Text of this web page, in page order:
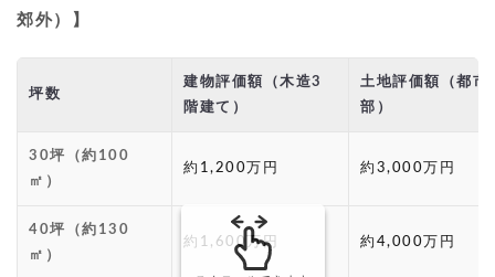
郊外）】
坪数
建物評価額（木造3
階建て）
土地評価額（都市
部）
30坪（約100
㎡）
約1,200万円 約3,000万円
40坪（約130
㎡）
約1,600万円 約4,000万円